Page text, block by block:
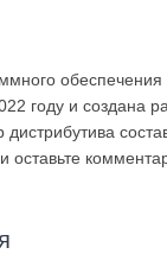
году и создана
дистрибутива
оставьте